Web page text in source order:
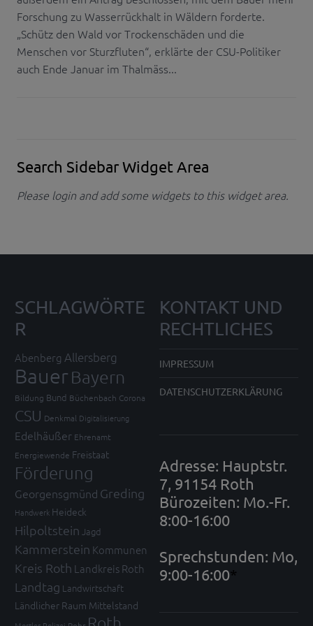
Forschung zu Wasserrückhalt in Wäldern forderte.
„Schütz den Wald vor Trockenschäden und die
Menschen vor Sturzfluten“, erklärte der CSU-Politiker
auch Ende Januar im Thalmäss...
Search Sidebar Widget Area
Please login and add some widgets to this widget area.
SCHLAGWÖRTE
R
Abenberg Allersberg
Bauer Bayern
Bildung Bund Büchenbach Corona
CSU Denkmal Digitalisierung
Edelhäußer Ehrenamt
Energiewende Freistaat
Förderung
Georgensgmünd Greding
Handwerk Heideck
Hilpoltstein Jagd
Kammerstein Kommunen
Kreis Roth Landkreis Roth
Landtag Landwirtschaft
Ländlicher Raum Mittelstand
KONTAKT UND
RECHTLICHES
IMPRESSUM
DATENSCHUTZERKLÄRUNG
Adresse: Hauptstr.
7, 91154 Roth
Bürozeiten: Mo.-Fr.
8:00-16:00
Sprechstunden: Mo,
9:00-16:00*